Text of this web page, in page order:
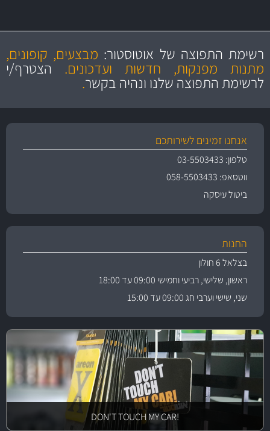
מקצועיות
ושירות מצויין
מחירים
הוגנים
והיצע מוצרים איכותירשימת התפוצה של אוטוסטור: מבצעים, קופונים,
מתנות מפנקות, חדשות ועדכונים.הצטרף/י
לרשימת התפוצה שלנו ונהיה בקשר.
אנחנו זמינים לשירותכם
טלפון: 03-5503433
ווטסאפ: 058-5503433
ביטול עיסקה
החנות
בצלאל 6 חולון
ראשון, שלישי, רביעי וחמישי 09:00 עד 18:00
שני, שישי וערבי חג 09:00 עד 15:00
!DON'T TOUCH MY CAR